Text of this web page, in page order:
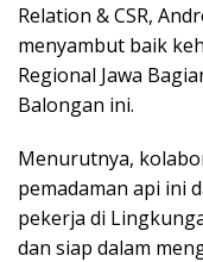
Relation & CSR,
menyambut baik
Regional Jawa
Balongan ini.
Menurutnya,
pemadaman api ini
pekerja di
dan siap dalam